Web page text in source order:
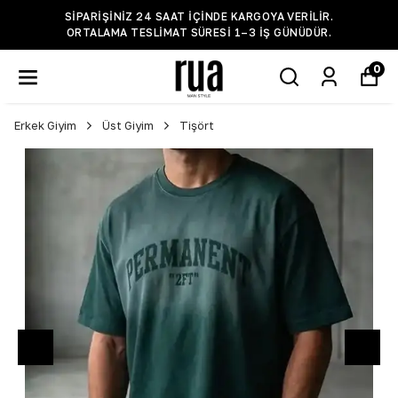
BİLGİ VE DESTEK WHATSAPP HATTI +90
5935
0
Erkek Giyim Üst Giyim Tişört